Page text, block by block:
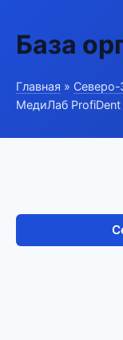
База
Главная » Северо-
МедиЛаб